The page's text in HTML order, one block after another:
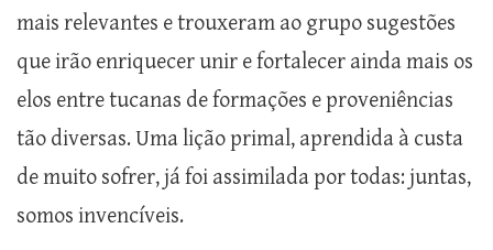
mais relevantes e trouxeram ao grupo sugestões
que irão enriquecer unir e fortalecer ainda mais os
elos entre tucanas de formações e proveniências
tão diversas. Uma lição primal, aprendida à custa
de muito sofrer, já foi assimilada por todas: juntas,
somos invencíveis.